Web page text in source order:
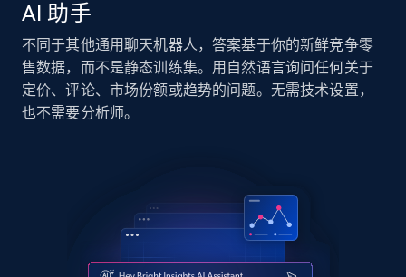
AI 助手
不同于其他通用聊天机器人，答案基于你的新鲜竞争零
售数据，而不是静态训练集。用自然语言询问任何关于
定价、评论、市场份额或趋势的问题。无需技术设置，
也不需要分析师。